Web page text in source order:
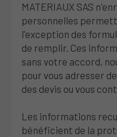
MATERIAUX SAS
personnelles
l'exception des
de remplir. Ces
sans votre accord,
pour vous adresser
des devis ou vous
Les informations
bénéficient de la